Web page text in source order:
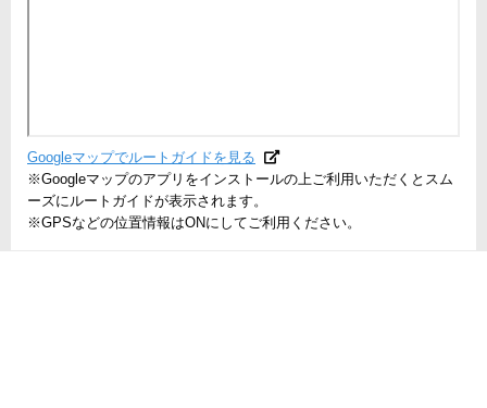
Googleマップでルートガイドを見る
※Googleマップのアプリをインストールの上ご利用いただくとスム
ーズにルートガイドが表示されます。
※GPSなどの位置情報はONにしてご利用ください。